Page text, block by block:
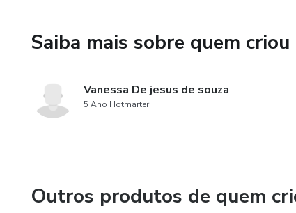
✔️ Adaptações reais da
Saiba mais sobre quem
Vanessa De jesus de souza
5 Ano Hotmarter
Outros produtos de quem